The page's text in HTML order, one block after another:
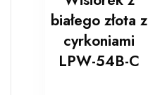
białego złota z
cyrkoniami
LPW-54B-C